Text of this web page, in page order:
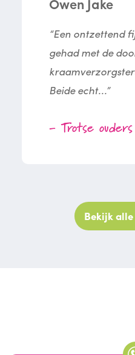
“Een ontzettend
gehad met de
Beide echt...”
- Trotse
Bekijk